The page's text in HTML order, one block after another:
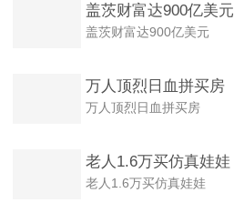
盖茨财富达900亿美元
盖茨财富达900亿美元
万人顶烈日血拼买房
万人顶烈日血拼买房
老人1.6万买仿真娃娃
老人1.6万买仿真娃娃